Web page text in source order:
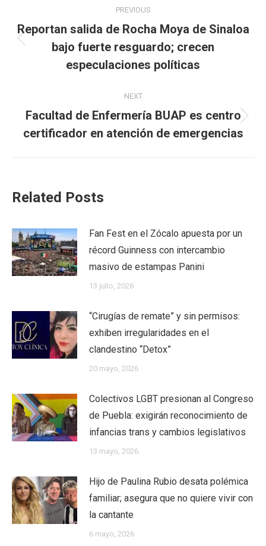
navigation
PREVIOUS
Previous
post:
Reportan salida de Rocha Moya de Sinaloa
bajo fuerte resguardo; crecen
especulaciones políticas
NEXT
Next
post:
Facultad de Enfermería BUAP es centro
certificador en atención de emergencias
Related Posts
Fan Fest en el Zócalo apuesta por un
récord Guinness con intercambio
masivo de estampas Panini
13 julio, 2026
“Cirugías de remate” y sin permisos:
exhiben irregularidades en el
clandestino “Detox”
20 mayo, 2026
Colectivos LGBT presionan al Congreso
de Puebla: exigirán reconocimiento de
infancias trans y cambios legislativos
13 mayo, 2026
Hijo de Paulina Rubio desata polémica
familiar; asegura que no quiere vivir con
la cantante
6 mayo, 2026